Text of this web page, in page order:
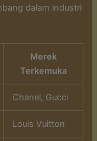
dalam industri
Merek
Terkemuka
Chanel, Gucci
Louis Vuitton